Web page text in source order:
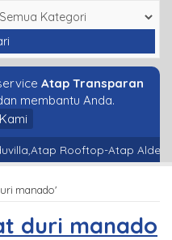
Atap Transparan
membantu Anda.
Rooftop-Atap
manado'
duri manado